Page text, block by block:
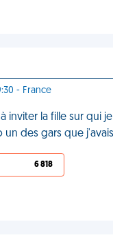
- France
inviter la fille sur qui
des gars que
6 818